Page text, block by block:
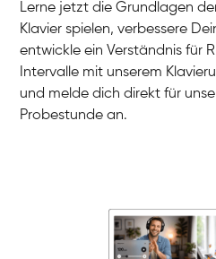
Lerne jetzt die Grundlagen
Klavier spielen, verbessere
entwickle ein Verständnis für
Intervalle mit unserem
und melde dich direkt für
Probestunde an.